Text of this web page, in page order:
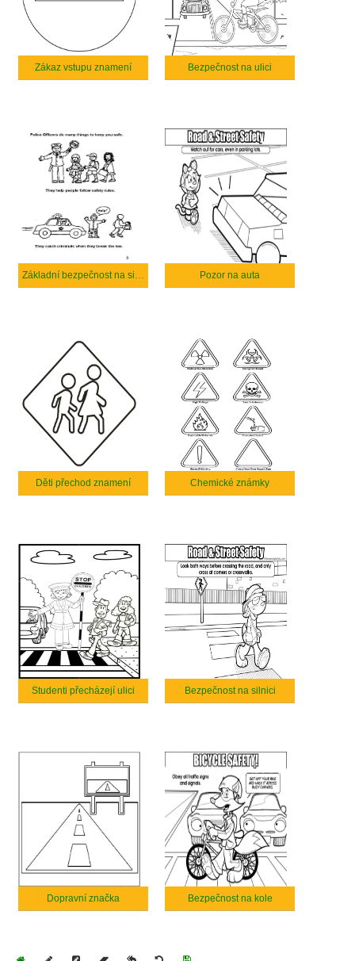
Zákaz vstupu znamení Bezpečnost na ulici
Základní bezpečnost na silnici a na ulici Pozor na auta
Děti přechod znamení Chemické známky
Studenti přecházejí ulici Bezpečnost na silnici
Dopravní značka Bezpečnost na kole